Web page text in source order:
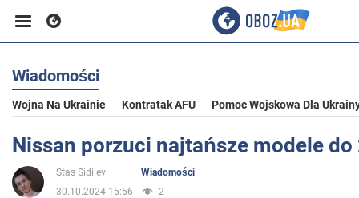
Biznes
Sport
Rozrywka
Wiadomości
Wojna Na Ukrainie Kontratak AFU Pomoc Wojskowa Dla
Nissan porzuci najtańsze modele
Stas Sidilev
Wiadomości
30.10.2024 15:56
2